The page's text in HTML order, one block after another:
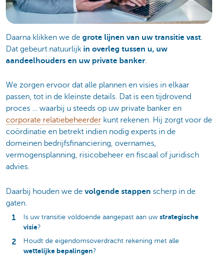
Daarna klikken we de grote lijnen van uw transitie vast.
Dat gebeurt natuurlijk in overleg tussen u, uw
aandeelhouders en uw private banker.
We zorgen ervoor dat alle plannen en visies in elkaar
passen, tot in de kleinste details. Dat is een tijdrovend
proces … waarbij u steeds op uw private banker en
corporate relatiebeheerder kunt rekenen. Hij zorgt voor de
coördinatie en betrekt indien nodig experts in de
domeinen bedrijfsfinanciering, overnames,
vermogensplanning, risicobeheer en fiscaal of juridisch
advies.
Daarbij houden we de volgende stappen scherp in de
gaten.
Is uw transitie voldoende aangepast aan uw strategische
visie?
Houdt de eigendomsoverdracht rekening met alle
wettelijke bepalingen?